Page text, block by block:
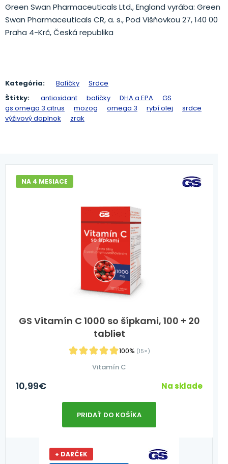
Green Swan Pharmaceuticals Ltd., England vyrába: Green
Swan Pharmaceuticals CR, a. s., Pod Višňovkou 27, 140 00
Praha 4-Krč, Česká republika
Kategória: Balíčky
Srdce
Štítky:
antioxidant balíčky DHA a EPA
GS
gs omega 3 citrus
mozog omega 3 rybí olej
srdce
výživový doplnok
zrak
GS Vitamín C 1000 so šípkami, 100 + 20
tabliet
100% (15×)
NA 4 MESIACE
Vitamín C
10,99€ Na sklade
PRIDAŤ DO KOŠÍKA
+ DARČEK